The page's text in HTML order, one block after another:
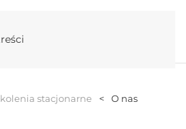
stacjonarne O nas